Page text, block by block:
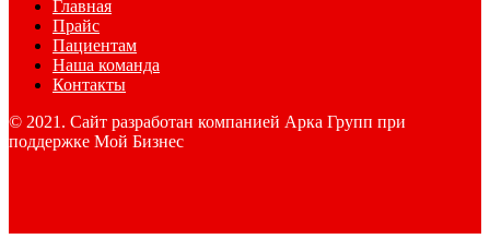
Главная
Прайс
Пациентам
Наша команда
Контакты
© 2021. Сайт разработан компанией Арка Групп при
поддержке Мой Бизнес